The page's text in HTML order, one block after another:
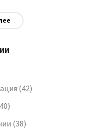
быстрее освоиться.
и офисов КБ. Если
конструкторской
ответы.
(42)
(38)